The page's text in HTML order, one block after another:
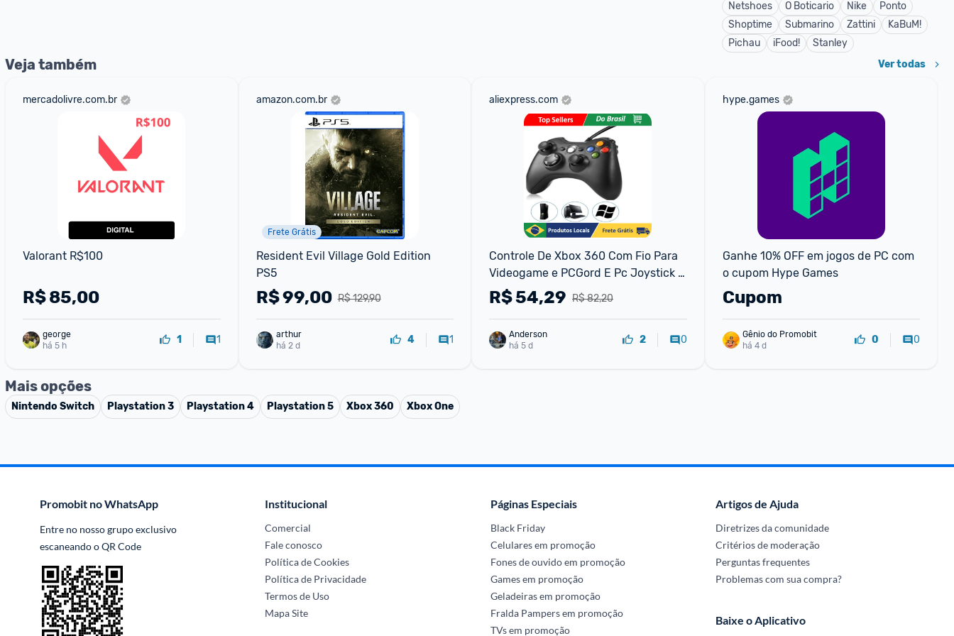
Netshoes
O Boticario Nike
Ponto
Shoptime
Submarino Zattini
KaBuM!
Pichau
iFood! Stanley
Veja também Ver todas
mercadolivre.com.br
Valorant R$100
R$85,00
george
há 5 h
1 1
amazon.com.br
Frete Grátis
Resident Evil Village Gold Edition
PS5
R$ 129,90
R$99,00
arthur
há 2 d
4 1
aliexpress.com
Controle De Xbox 360 Com Fio Para
Videogame e PCGord E Pc Joystick
Jogo
R$ 82,20
R$54,29
Anderson
há 5 d
2 0
hype.games
Ganhe 10% OFF em jogos de PC com
o cupom Hype Games
Cupom
Gênio do Promobit
há 4 d
0 0
Mais opções
Nintendo Switch Playstation 3 Playstation 4 Playstation 5 Xbox 360 Xbox One
Promobit no WhatsApp
Entre no nosso grupo exclusivo
escaneando o QR Code
Institucional
Comercial
Fale conosco
Política de Cookies
Política de Privacidade
Termos de Uso
Mapa Site
Páginas Especiais
Black Friday
Celulares em promoção
Fones de ouvido em promoção
Games em promoção
Geladeiras em promoção
Fralda Pampers em promoção
TVs em promoção
Artigos de Ajuda
Diretrizes da comunidade
Critérios de moderação
Perguntas frequentes
Problemas com sua compra?
Baixe o Aplicativo